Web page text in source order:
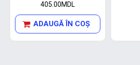
405.00MDL
ADAUGĂ ÎN COŞ